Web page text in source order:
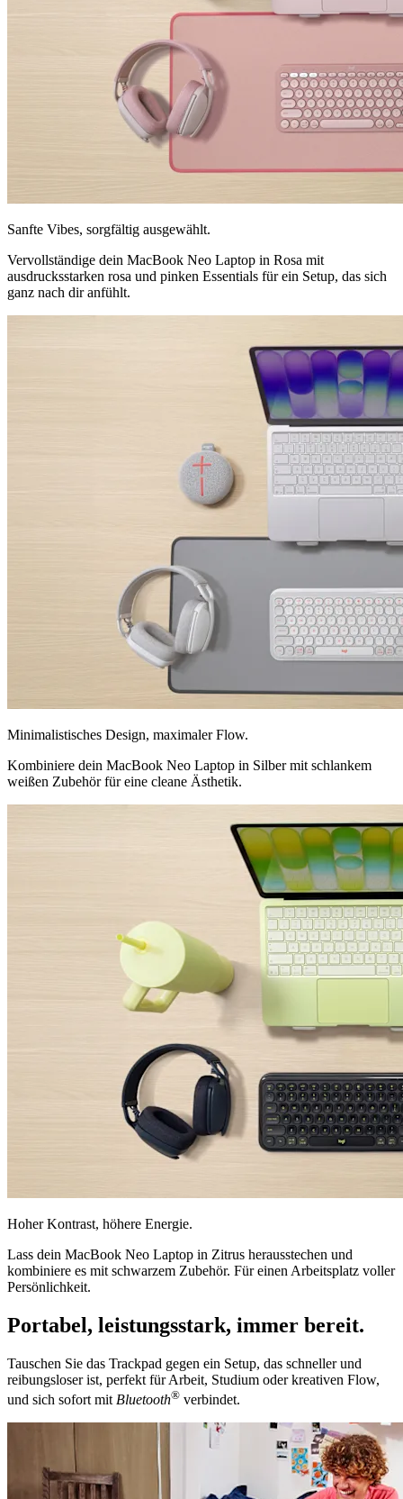
Sanfte Vibes, sorgfältig ausgewählt.
Vervollständige dein MacBook Neo Laptop in Rosa mit
ausdrucksstarken rosa und pinken Essentials für ein Setup, das sich
ganz nach dir anfühlt.
Minimalistisches Design, maximaler Flow.
Kombiniere dein MacBook Neo Laptop in Silber mit schlankem
weißen Zubehör für eine cleane Ästhetik.
Hoher Kontrast, höhere Energie.
Lass dein MacBook Neo Laptop in Zitrus herausstechen und
kombiniere es mit schwarzem Zubehör. Für einen Arbeitsplatz voller
Persönlichkeit.
Portabel, leistungsstark, immer bereit.
Tauschen Sie das Trackpad gegen ein Setup, das schneller und
reibungsloser ist, perfekt für Arbeit, Studium oder kreativen Flow,
und sich sofort mit Bluetooth® verbindet.